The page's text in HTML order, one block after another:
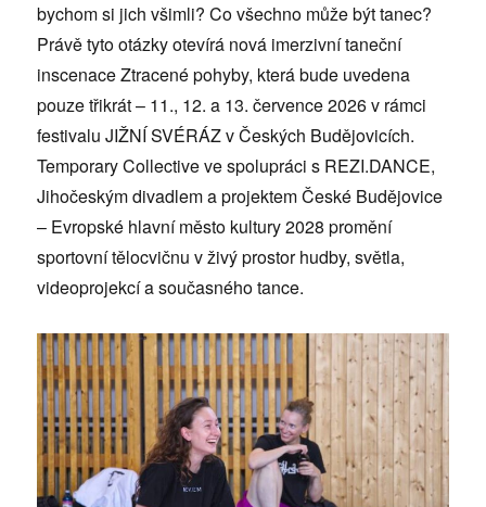
bychom si jich všimli? Co všechno může být tanec?
Právě tyto otázky otevírá nová imerzivní taneční
inscenace Ztracené pohyby, která bude uvedena
pouze třikrát – 11., 12. a 13. července 2026 v rámci
festivalu JIŽNÍ SVÉRÁZ v Českých Budějovicích.
Temporary Collective ve spolupráci s REZI.DANCE,
Jihočeským divadlem a projektem České Budějovice
– Evropské hlavní město kultury 2028 promění
sportovní tělocvičnu v živý prostor hudby, světla,
videoprojekcí a současného tance.